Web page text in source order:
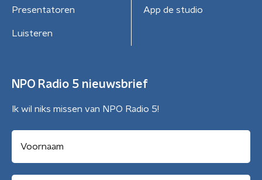
Presentatoren
Luisteren
App de studio
NPO Radio 5 nieuwsbrief
Ik wil niks missen van NPO Radio 5!